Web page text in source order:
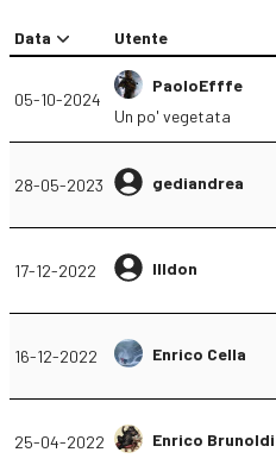
Data Utente
05-10-2024
PaoloEfffe
Un po' vegetata
28-05-2023 gediandrea
17-12-2022 Illdon
16-12-2022 Enrico Cella
25-04-2022 Enrico Brunoldi